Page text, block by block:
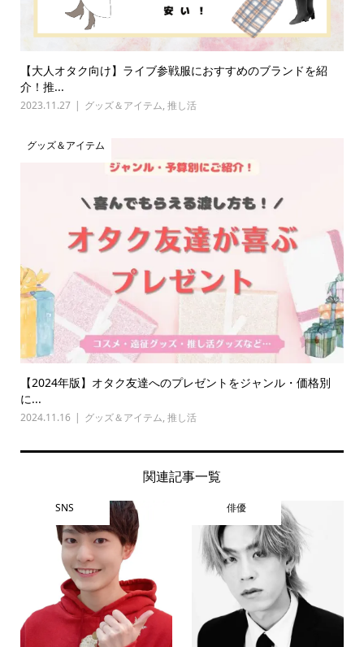
【大人オタク向け】ライブ参戦服におすすめのブランドを紹
介！推...
2023.11.27 グッズ＆アイテム, 推し活
グッズ＆アイテム
【2024年版】オタク友達へのプレゼントをジャンル・価格別
に...
2024.11.16 グッズ＆アイテム, 推し活
関連記事一覧
SNS 俳優